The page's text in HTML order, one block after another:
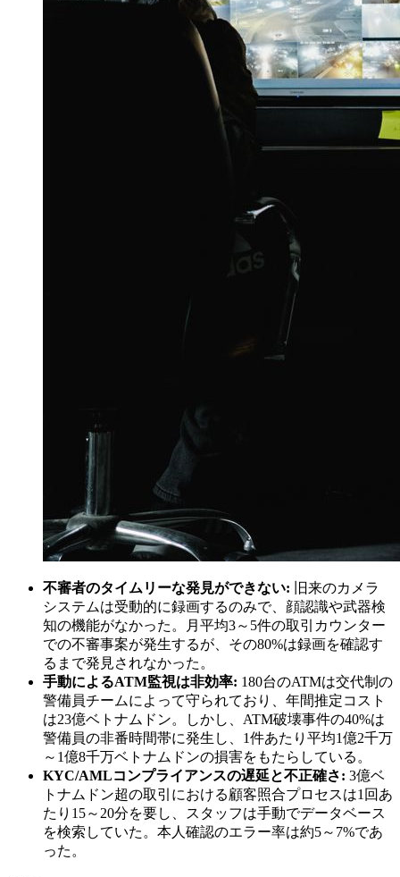
不審者のタイムリーな発見ができない: 旧来のカメラ
システムは受動的に録画するのみで、顔認識や武器検
知の機能がなかった。月平均3～5件の取引カウンター
での不審事案が発生するが、その80%は録画を確認す
るまで発見されなかった。
手動によるATM監視は非効率: 180台のATMは交代制の
警備員チームによって守られており、年間推定コスト
は23億ベトナムドン。しかし、ATM破壊事件の40%は
警備員の非番時間帯に発生し、1件あたり平均1億2千万
～1億8千万ベトナムドンの損害をもたらしている。
KYC/AMLコンプライアンスの遅延と不正確さ: 3億ベ
トナムドン超の取引における顧客照合プロセスは1回あ
たり15～20分を要し、スタッフは手動でデータベース
を検索していた。本人確認のエラー率は約5～7%であ
った。